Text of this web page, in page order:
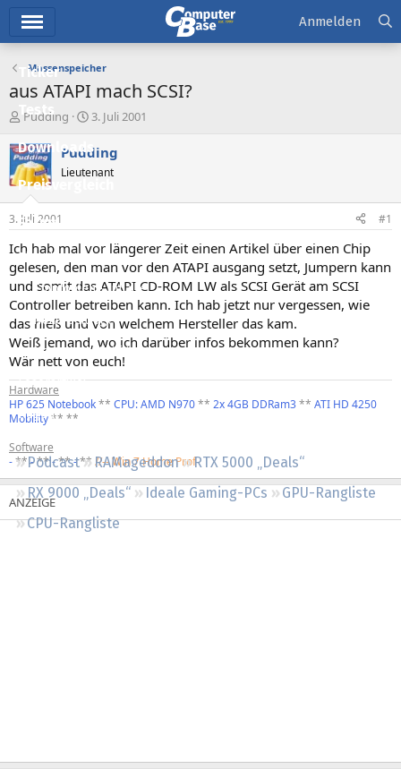
Ticker
Tests
Downloads
Preisvergleich
Forum
Aktuelles
Empfohlene Inhalte
Neue Beiträge
Neueste Aktivitäten
Leserartikel
Regeln
Podcast RAMageddon
RTX 5000 „Deals“
RX 9000 „Deals“
Ideale Gaming-PCs
GPU-Rangliste
CPU-Rangliste
Anmelden
Massenspeicher
aus ATAPI mach SCSI?
E
s
t
e
e
r
Pudding
E
s
e
t
a
3. Juli 2001
Pudding
Lieutenant
3. Juli 2001 #1
Ich hab mal vor längerer Zeit einen Artikel über einen Chip
gelesen, den man vor den ATAPI ausgang setzt, Jumpern kann
und somit das ATAPI CD-ROM LW als SCSI Gerät am SCSI
Controller betreiben kann. Ich hab jetzt nur vergessen, wie
das hieß und von welchem Hersteller das kam.
Weiß jemand, wo ich darüber infos bekommen kann?
Wär nett von euch!
Hardware
HP 625 Notebook** CPU: AMD N970** 2x 4GB DDRam3** ATI HD 4250
Mobility** **
Software
-**-**-**-** //-- Win 7 Home Prof